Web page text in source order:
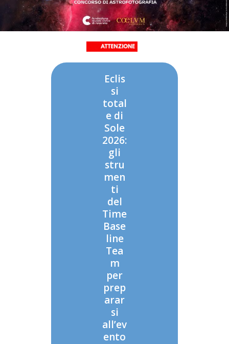
Eclis
si
total
e di
Sole
2026:
gli
stru
men
ti
del
Time
Base
line
Tea
m
per
prep
arar
si
all’ev
ento